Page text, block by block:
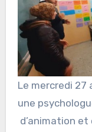
Le mercredi 27
une
d’animation